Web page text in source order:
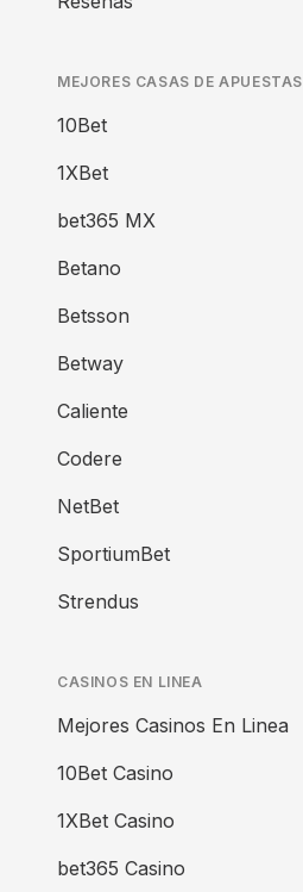
MEJORES CASAS DE APUESTAS
10Bet
1XBet
bet365 MX
Betano
Betsson
Betway
Caliente
Codere
NetBet
SportiumBet
Strendus
CASINOS EN LINEA
Mejores Casinos En Linea
10Bet Casino
1XBet Casino
bet365 Casino